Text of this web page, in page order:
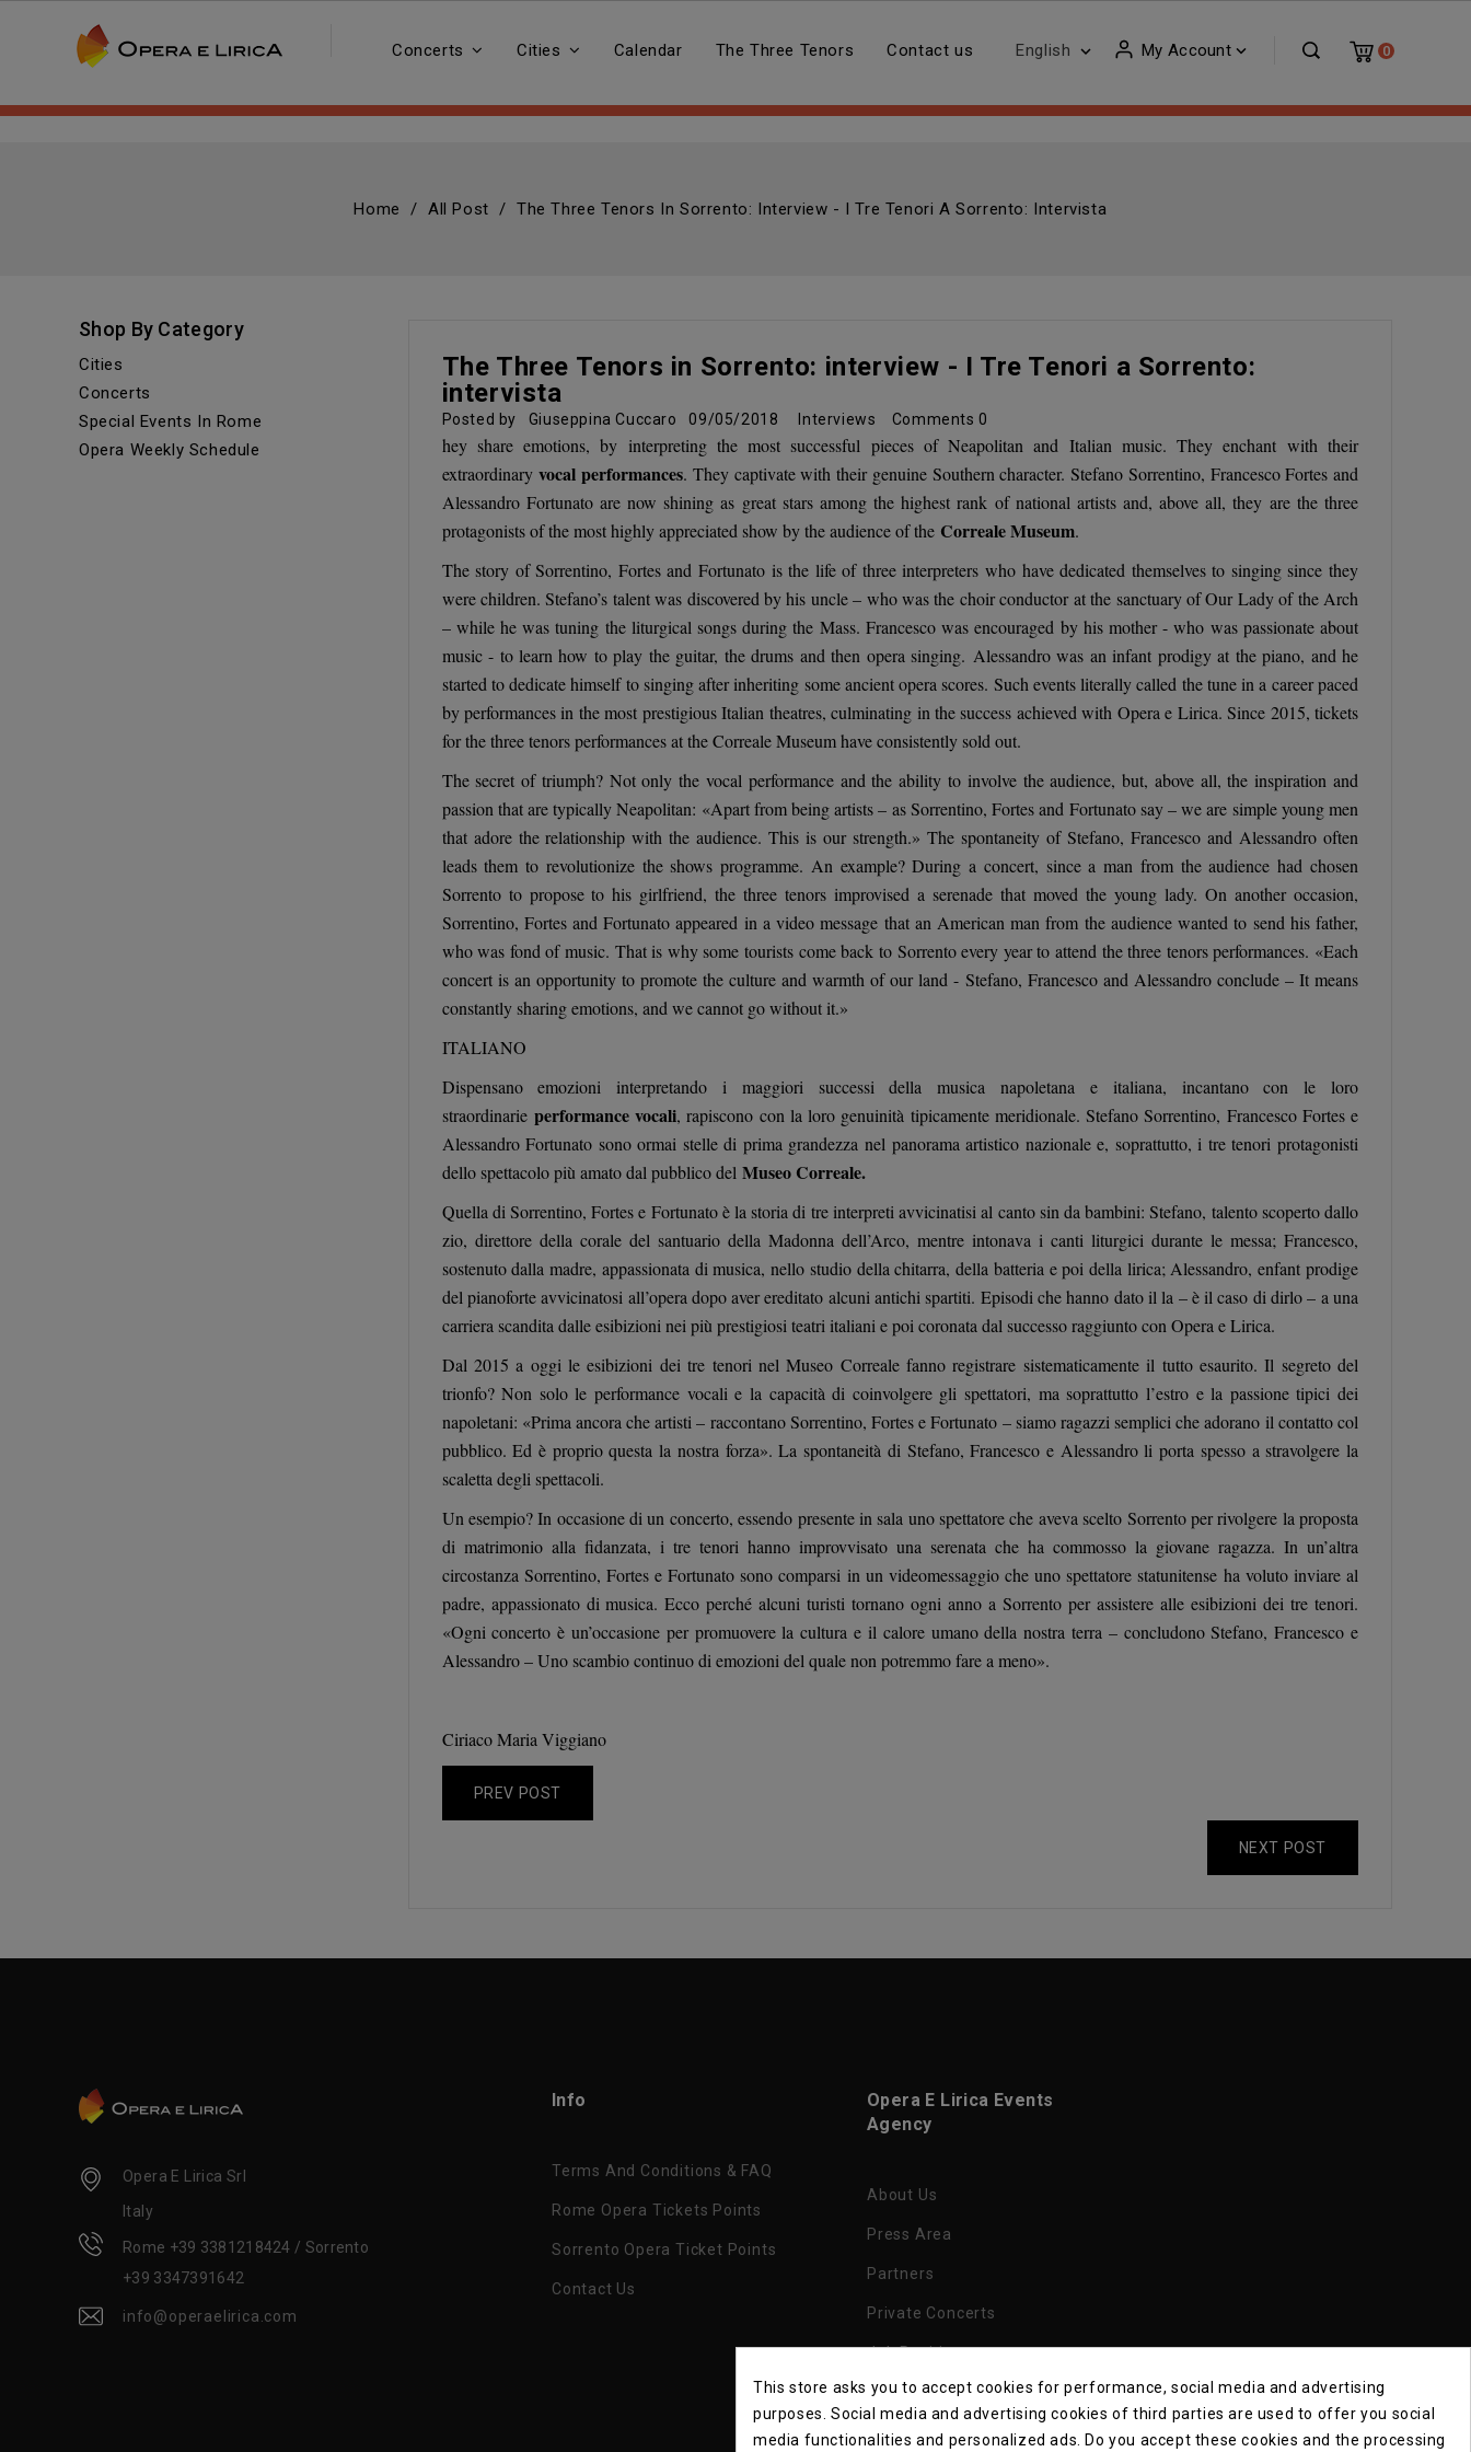
0
My Account 
English 
Concerts Cities Calendar The Three Tenors Contact us
Home All Post The Three Tenors In Sorrento: Interview - I Tre Tenori A Sorrento: Intervista
Shop By Category
Cities
Concerts
Special Events In Rome
Opera Weekly Schedule
The Three Tenors in Sorrento: interview - I Tre Tenori a Sorrento:
intervista
Posted by Giuseppina Cuccaro 09/05/2018 Interviews Comments0
hey share emotions, by interpreting the most successful pieces of Neapolitan and Italian music. They enchant with their
extraordinary vocal performances. They captivate with their genuine Southern character. Stefano Sorrentino, Francesco Fortes and
Alessandro Fortunato are now shining as great stars among the highest rank of national artists and, above all, they are the three
protagonists of the most highly appreciated show by the audience of the Correale Museum.
The story of Sorrentino, Fortes and Fortunato is the life of three interpreters who have dedicated themselves to singing since they
were children. Stefano’s talent was discovered by his uncle – who was the choir conductor at the sanctuary of Our Lady of the Arch
– while he was tuning the liturgical songs during the Mass. Francesco was encouraged by his mother - who was passionate about
music - to learn how to play the guitar, the drums and then opera singing. Alessandro was an infant prodigy at the piano, and he
started to dedicate himself to singing after inheriting some ancient opera scores. Such events literally called the tune in a career paced
by performances in the most prestigious Italian theatres, culminating in the success achieved with Opera e Lirica. Since 2015, tickets
for the three tenors performances at the Correale Museum have consistently sold out.
The secret of triumph? Not only the vocal performance and the ability to involve the audience, but, above all, the inspiration and
passion that are typically Neapolitan: «Apart from being artists – as Sorrentino, Fortes and Fortunato say – we are simple young men
that adore the relationship with the audience. This is our strength.» The spontaneity of Stefano, Francesco and Alessandro often
leads them to revolutionize the shows programme. An example? During a concert, since a man from the audience had chosen
Sorrento to propose to his girlfriend, the three tenors improvised a serenade that moved the young lady. On another occasion,
Sorrentino, Fortes and Fortunato appeared in a video message that an American man from the audience wanted to send his father,
who was fond of music. That is why some tourists come back to Sorrento every year to attend the three tenors performances. «Each
concert is an opportunity to promote the culture and warmth of our land - Stefano, Francesco and Alessandro conclude – It means
constantly sharing emotions, and we cannot go without it.»
ITALIANO
Dispensano emozioni interpretando i maggiori successi della musica napoletana e italiana, incantano con le loro
straordinarie performance vocali, rapiscono con la loro genuinità tipicamente meridionale. Stefano Sorrentino, Francesco Fortes e
Alessandro Fortunato sono ormai stelle di prima grandezza nel panorama artistico nazionale e, soprattutto, i tre tenori protagonisti
dello spettacolo più amato dal pubblico del Museo Correale.
Quella di Sorrentino, Fortes e Fortunato è la storia di tre interpreti avvicinatisi al canto sin da bambini: Stefano, talento scoperto dallo
zio, direttore della corale del santuario della Madonna dell’Arco, mentre intonava i canti liturgici durante le messa; Francesco,
sostenuto dalla madre, appassionata di musica, nello studio della chitarra, della batteria e poi della lirica; Alessandro, enfant prodige
del pianoforte avvicinatosi all’opera dopo aver ereditato alcuni antichi spartiti. Episodi che hanno dato il la – è il caso di dirlo – a una
carriera scandita dalle esibizioni nei più prestigiosi teatri italiani e poi coronata dal successo raggiunto con Opera e Lirica.
Dal 2015 a oggi le esibizioni dei tre tenori nel Museo Correale fanno registrare sistematicamente il tutto esaurito. Il segreto del
trionfo? Non solo le performance vocali e la capacità di coinvolgere gli spettatori, ma soprattutto l’estro e la passione tipici dei
napoletani: «Prima ancora che artisti – raccontano Sorrentino, Fortes e Fortunato – siamo ragazzi semplici che adorano il contatto col
pubblico. Ed è proprio questa la nostra forza». La spontaneità di Stefano, Francesco e Alessandro li porta spesso a stravolgere la
scaletta degli spettacoli.
Un esempio? In occasione di un concerto, essendo presente in sala uno spettatore che aveva scelto Sorrento per rivolgere la proposta
di matrimonio alla fidanzata, i tre tenori hanno improvvisato una serenata che ha commosso la giovane ragazza. In un’altra
circostanza Sorrentino, Fortes e Fortunato sono comparsi in un videomessaggio che uno spettatore statunitense ha voluto inviare al
padre, appassionato di musica. Ecco perché alcuni turisti tornano ogni anno a Sorrento per assistere alle esibizioni dei tre tenori.
«Ogni concerto è un’occasione per promuovere la cultura e il calore umano della nostra terra – concludono Stefano, Francesco e
Alessandro – Uno scambio continuo di emozioni del quale non potremmo fare a meno».
Ciriaco Maria Viggiano
PREV POST
NEXT POST
Opera E Lirica Srl
Italy
Rome +39 3381218424 / Sorrento
+39 3347391642
info@operaelirica.com
Info
Terms And Conditions & FAQ
Rome Opera Tickets Points
Sorrento Opera Ticket Points
Contact Us
Opera E Lirica Events
Agency
About Us
Press Area
Partners
Private Concerts
Job Position
Privacy Policy
This store asks you to accept cookies for performance, social media and advertising
purposes. Social media and advertising cookies of third parties are used to offer you social
media functionalities and personalized ads. Do you accept these cookies and the processing